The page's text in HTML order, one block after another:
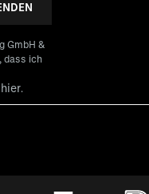
GmbH &
dass ich
hier.